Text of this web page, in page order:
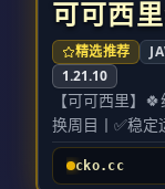
在多人游戏内填
或
指令
进入服务器后，
QQ@qq.com
查收验证邮件
打开你的电子
の递送员的最
探索服】 核心
海量原创特色
式生存，地图随
偏爱开荒探险、
【生存二区｜
26.2 底层深度
行，完整支持
系统与趣味
可可西
精选推荐
1.21.10
【可可西里】
换周目丨✅稳
全新钓鱼玩法
丨💎趣味答题
cko.cc